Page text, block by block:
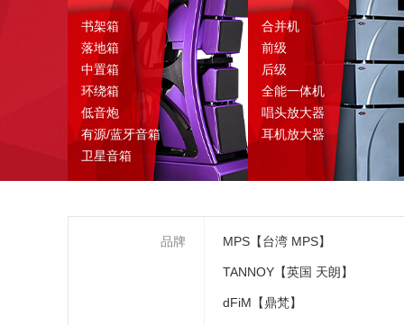
书架箱
落地箱
中置箱
环绕箱
低音炮
有源/蓝牙音箱
卫星音箱
合并机
前级
后级
全能一体机
唱头放大器
耳机放大器
品牌 MPS【台湾 MPS】
TANNOY【英国 天朗】
dFiM【鼎梵】